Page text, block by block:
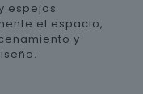
espejos
el espacio,
y